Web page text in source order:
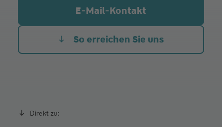
zusätzlich Termine nach Vereinbarung
Kirchstraße 22, 74544 Michelbach an der Bilz
E-Mail-Kontakt
So erreichen Sie uns
Direkt zu: